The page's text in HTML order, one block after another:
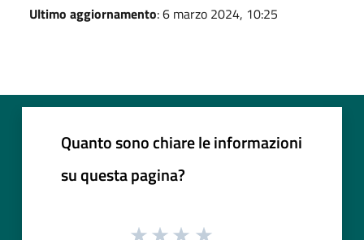
Ultimo aggiornamento: 6 marzo 2024, 10:25
Quanto sono chiare le informazioni
su questa pagina?